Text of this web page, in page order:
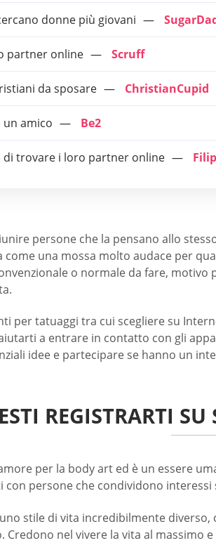
donne più giovani
partner online Scruff
da sposare ChristianCupid
amico Be2
di trovare i loro partner online
persone che la pensano allo
una mossa molto audace per
o normale da fare,
per tatuaggi tra cui scegliere su
a entrare in contatto con gli
idee e partecipare se hanno un
REGISTRARTI
per la body art ed è un essere
persone che condividono
stile di vita incredibilmente
nel vivere la vita al